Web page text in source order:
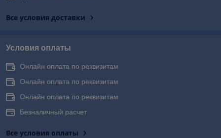
Все условия доставки
Условия оплаты
Онлайн оплата по реквизитам
Онлайн оплата по реквизитам
Онлайн оплата по реквизитам
Безналичный расчет
Все условия оплаты